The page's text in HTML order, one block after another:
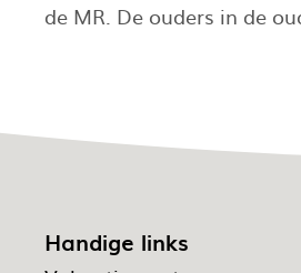
de MR. De ouders in de
Handige links